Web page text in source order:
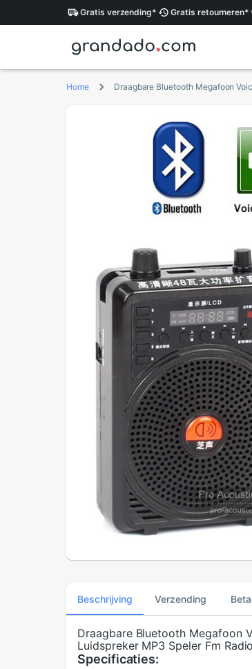
Gratis verzending* Gratis retourneren*
Home
Beschrijving Verzending
Draagbare Bluetooth Megafoon
Luidspreker MP3 Speler Fm
Specificaties: